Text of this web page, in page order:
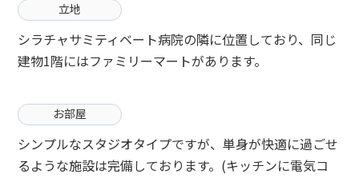
立地
シラチャサミティベート病院の隣に位置しており、同じ
建物1階にはファミリーマートがあります。
お部屋
シンプルなスタジオタイプですが、単身が快適に過ごせ
るような施設は完備しております。(キッチンに電気コ